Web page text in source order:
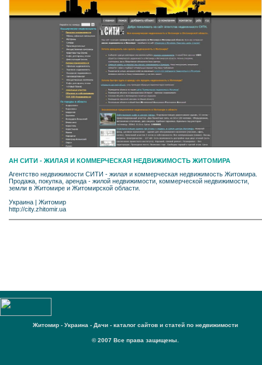
АН СИТИ - ЖИЛАЯ И КОММЕРЧЕСКАЯ НЕДВИЖИМОСТЬ ЖИТОМИРА
Агентство недвижимости СИТИ - жилая и коммерческая недвижимость Житомира.
Продажа, покупка, аренда - жилой недвижимости, коммерческой недвижимости,
земли в Житомире и Житомирской области.
Украина | Житомир
http://city.zhitomir.ua
Житомир - Украина - Дачи - каталог сайтов и статей по недвижимости
© 2007 Все права защищены.